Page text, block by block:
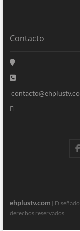
Contacto
ehplustv.com |
derechos reservados